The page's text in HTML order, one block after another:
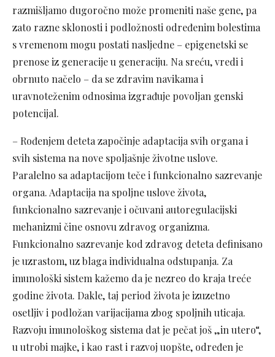
razmišljamo dugoročno može promeniti naše gene, pa
zato razne sklonosti i podložnosti određenim bolestima
s vremenom mogu postati nasljedne – epigenetski se
prenose iz generacije u generaciju. Na sreću, vredi i
obrnuto načelo – da se zdravim navikama i
uravnoteženim odnosima izgrađuje povoljan genski
potencijal.
– Rođenjem deteta započinje adaptacija svih organa i
svih sistema na nove spoljašnje životne uslove.
Paralelno sa adaptacijom teče i funkcionalno sazrevanje
organa. Adaptacija na spoljne uslove života,
funkcionalno sazrevanje i očuvani autoregulacijski
mehanizmi čine osnovu zdravog organizma.
Funkcionalno sazrevanje kod zdravog deteta definisano
je uzrastom, uz blaga individualna odstupanja. Za
imunološki sistem kažemo da je nezreo do kraja treće
godine života. Dakle, taj period života je izuzetno
osetljiv i podložan varijacijama zbog spoljnih uticaja.
Razvoju imunološkog sistema dat je pečat još „in utero“,
u utrobi majke, i kao rast i razvoj uopšte, određen je